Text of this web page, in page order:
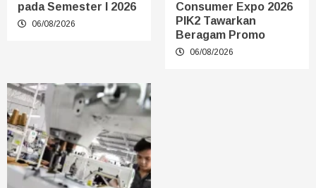
pada Semester I 2026
06/08/2026
Consumer Expo 2026
PIK2 Tawarkan
Beragam Promo
06/08/2026